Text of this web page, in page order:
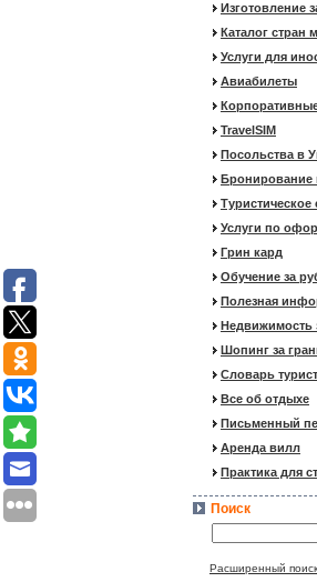
Изготовление
Каталог стран
Услуги для
Авиабилеты
TravelSIM
Посольства в
Бронирование
Туристическое
Услуги по
Грин кард
Обучение за
Полезная
Недвижимость
Шопинг за
Словарь
Все об отдыхе
Письменный
Аренда вилл
Практика для
Поиск
Расширенный поиск